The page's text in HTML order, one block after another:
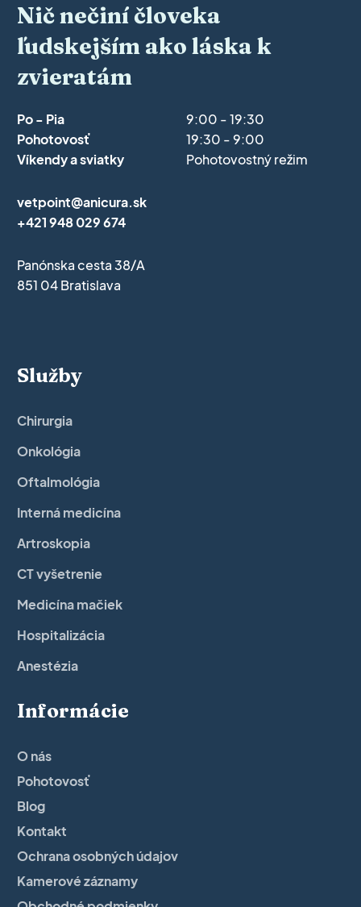
Nič nečiní človeka
ľudskejším ako láska k
zvieratám
Po - Pia
Pohotovosť
Víkendy a sviatky
9:00 - 19:30
19:30 - 9:00
Pohotovostný režim
Panónska cesta 38/A
851 04 Bratislava
vetpoint@anicura.sk
+421 948 029 674
Služby
Chirurgia
Onkológia
Oftalmológia
Interná medicína
Artroskopia
CT vyšetrenie
Medicína mačiek
Hospitalizácia
Anestézia
Informácie
O nás
Pohotovosť
Blog
Kontakt
Ochrana osobných údajov
Kamerové záznamy